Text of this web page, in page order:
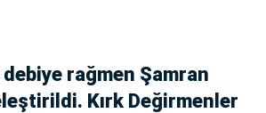
rağmen Şamran
Kırk Değirmenler